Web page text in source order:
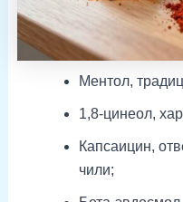
Ментол,
1,8-цинеол,
Капсаицин,
чили;